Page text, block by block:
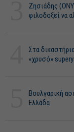
Ζησιάδης
φιλοδοξεί να
Στα
«χρυσό»
Βουλγαρική
Ελλάδα